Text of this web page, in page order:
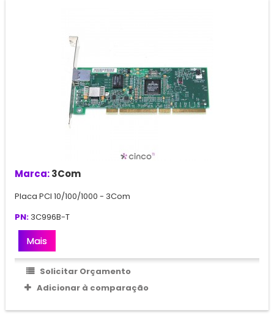
Marca:3Com
Placa PCI 10/100/1000 - 3Com
PN: 3C996B-T
Mais
Solicitar Orçamento
Adicionar à comparação